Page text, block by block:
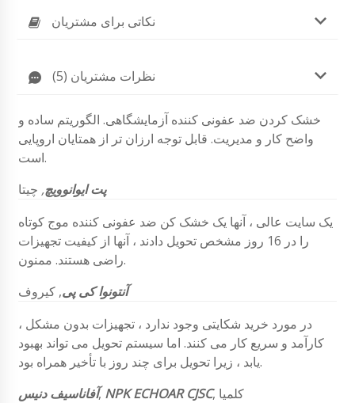
نکاتی برای مشتریان
نظرات مشتریان (5)
خشک کردن ضد عفونی کننده آزمایشگاهی. الگوریتم ساده و
واضح کار و مدیریت. قابل توجه ارزان تر از همتایان اروپایی
است.
پت ایوانوویچ, چیتا
یک سایت عالی ، آنها یک خشک کن ضد عفونی کننده موج کوتاه
را در 16 روز مشخص تحویل دادند ، آنها از کیفیت تجهیزات
راضی هستند. ممنون.
آنتونواکی پی, کیروف
در مورد خرید شکایتی وجود ندارد ، تجهیزات بدون مشکل ،
کارآمد و سریع کار می کنند. اما سیستم تحویل می تواند بهبود
یابد ، زیرا تحویل برای چند روز با تأخیر همراه بود.
آفاناسیف دنیس, NPK ECHOAR CJSC, کلمیا